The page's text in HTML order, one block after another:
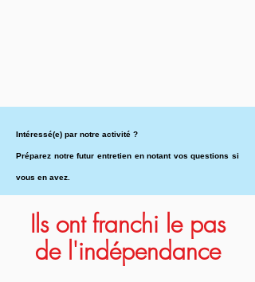
Intéressé(e) par notre activité ?
Préparez notre futur entretien en notant vos questions si
vous en avez.
Ils ont franchi le pas
de l'indépendance